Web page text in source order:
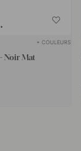
+ COULEURS
Noir Mat